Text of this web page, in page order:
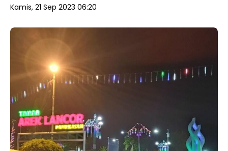
Kamis, 21 Sep 2023 06:20